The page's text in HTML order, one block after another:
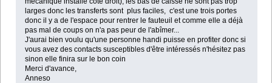
larges donc les transferts sont plus faciles, c'est une trois portes
donc il y a de l'espace pour rentrer le fauteuil et comme elle a déjà
pas mal de coups on n'a pas peur de l'abîmer...
J'aurai bien voulu qu'une personne handi puisse en profiter donc si
vous avez des contacts susceptibles d'être intéressés n'hésitez pas
sinon elle finira sur le bon coin
Merci d'avance,
Anneso